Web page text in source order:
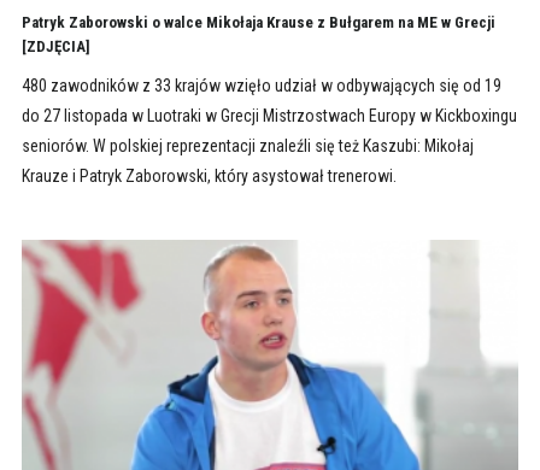
Patryk Zaborowski o walce Mikołaja Krause z Bułgarem na ME w Grecji
[ZDJĘCIA]
480 zawodników z 33 krajów wzięło udział w odbywających się od 19
do 27 listopada w Luotraki w Grecji Mistrzostwach Europy w Kickboxingu
seniorów. W polskiej reprezentacji znaleźli się też Kaszubi: Mikołaj
Krauze i Patryk Zaborowski, który asystował trenerowi.